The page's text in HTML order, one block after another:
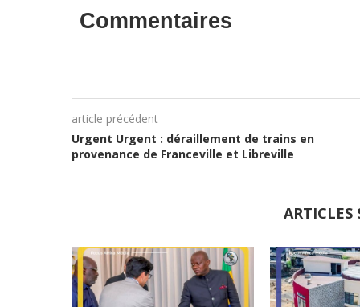
Commentaires
article précédent
Urgent Urgent : déraillement de trains en
provenance de Franceville et Libreville
ARTICLES